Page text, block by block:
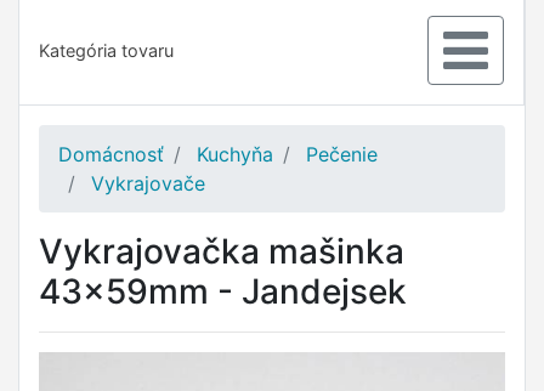
Kategória tovaru
Domácnosť Kuchyňa
Pečenie
Vykrajovače
Vykrajovačka mašinka
43x59mm - Jandejsek